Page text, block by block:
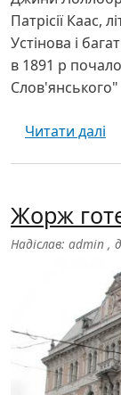
Патрісії Каас,
Устінова і
в 1891 р
Читати далі
Жорж
Надіслав: admin ,